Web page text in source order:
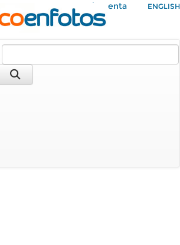
Mi Cuenta ENGLISH